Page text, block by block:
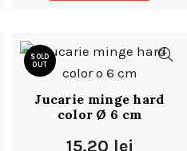
SOLD
OUT
Jucarie minge hard
color Ø 6 cm
15.20 lei